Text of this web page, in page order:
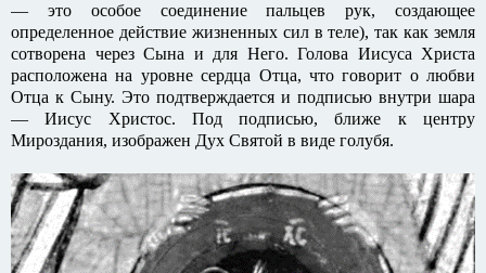
— это особое соединение пальцев рук, создающее
определенное действие жизненных сил в теле), так как земля
сотворена через Сына и для Него. Голова Иисуса Христа
расположена на уровне сердца Отца, что говорит о любви
Отца к Сыну. Это подтверждается и подписью внутри шара
— Иисус Христос. Под подписью, ближе к центру
Мироздания, изображен Дух Святой в виде голубя.